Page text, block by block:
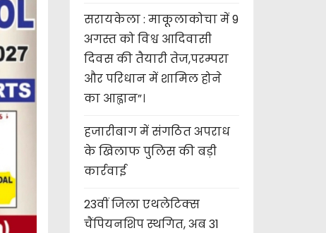
सरायकेला : माकूलाकोचा में 9
अगस्त को विश्व आदिवासी
दिवस की तैयारी तेज,परम्परा
और परिधान में शामिल होने
का आह्वान”।
हजारीबाग में संगठित अपराध
के खिलाफ पुलिस की बड़ी
कार्रवाई
23वीं जिला एथलेटिक्स
चैंपियनशिप स्थगित, अब 31